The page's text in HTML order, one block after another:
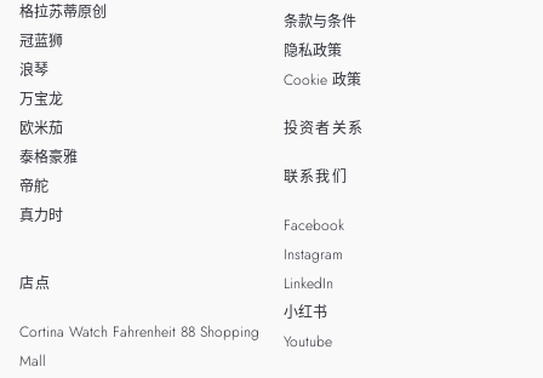
格拉苏蒂原创
冠蓝狮
浪琴
万宝龙
欧米茄
泰格豪雅
帝舵
真力时
店点
Cortina Watch Fahrenheit 88 Shopping
Mall
条款与条件
隐私政策
Cookie 政策
投资者关系
联系我们
Facebook
Instagram
LinkedIn
小红书
Youtube